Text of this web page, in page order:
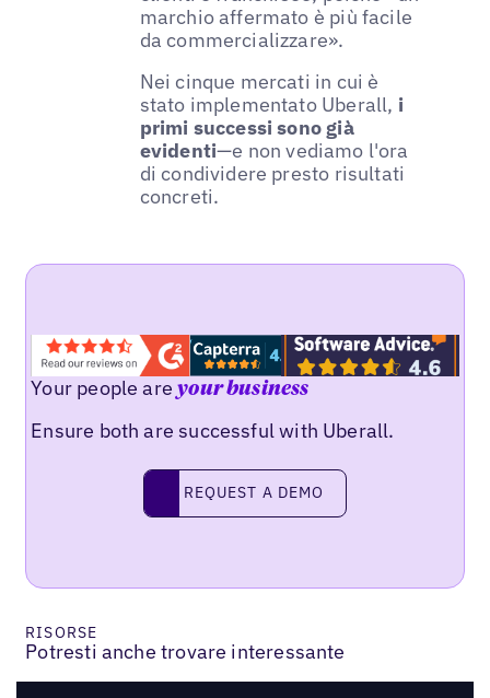
marchio affermato è più facile
da commercializzare».
Nei cinque mercati in cui è
stato implementato Uberall, i
primi successi sono già
evidenti—e non vediamo l'ora
di condividere presto risultati
concreti.
Your people areyour business
Ensure both are successful with Uberall.
request a demo
REQUEST A DEMO
RISORSE
Potresti anche trovare interessante